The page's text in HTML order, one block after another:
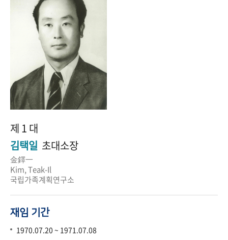
제 1 대
김택일 초대소장
金鐸一
Kim, Teak-Il
국립가족계획연구소
재임 기간
1970.07.20 ~ 1971.07.08